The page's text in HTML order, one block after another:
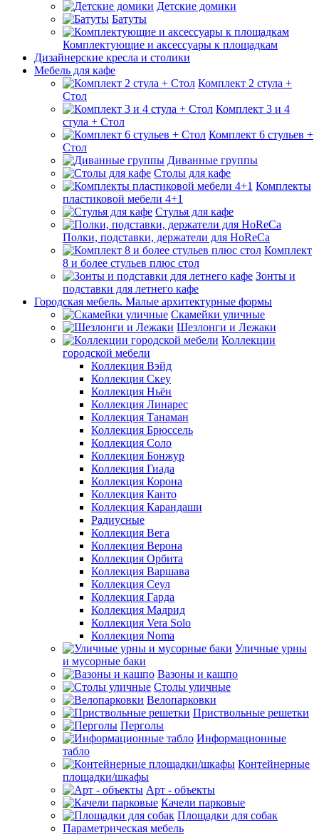
Детские домики
Батуты
Комплектующие и аксессуары к площадкам
Дизайнерские кресла и столики
Мебель для кафе
Комплект 2 стула +
Стол
Комплект 3 и 4
стула + Стол
Комплект 6 стульев +
Стол
Диванные группы
Столы для кафе
Комплекты
пластиковой мебели 4+1
Стулья для кафе
Полки, подставки, держатели для HoReCa
Комплект
8 и более стульев плюс стол
Зонты и
подставки для летнего кафе
Городская мебель. Малые архитектурные формы
Скамейки уличные
Шезлонги и Лежаки
Коллекции
городской мебели
Коллекция Вэйд
Коллекция Скеу
Коллекция Ньён
Коллекция Линарес
Коллекция Танаман
Коллекция Брюссель
Коллекция Соло
Коллекция Бонжур
Коллекция Гиада
Коллекция Корона
Коллекция Канто
Коллекция Карандаши
Радиусные
Коллекция Вега
Коллекция Верона
Коллекция Орбита
Коллекция Варшава
Коллекция Сеул
Коллекция Гарда
Коллекция Мадрид
Коллекция Vera Solo
Коллекция Noma
Уличные урны
и мусорные баки
Вазоны и кашпо
Столы уличные
Велопарковки
Приствольные решетки
Перголы
Информационные
табло
Контейнерные
площадки/шкафы
Арт - объекты
Качели парковые
Площадки для собак
Параметрическая мебель